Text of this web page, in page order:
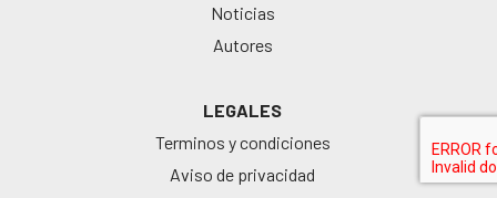
Noticias
Autores
LEGALES
Terminos y condiciones
Aviso de privacidad